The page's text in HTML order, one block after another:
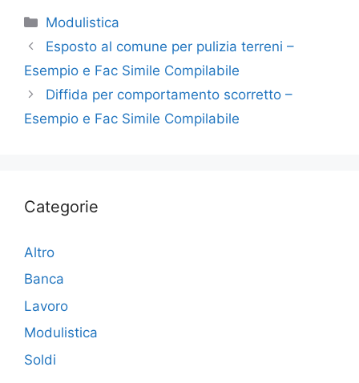
c
e
b
o
o
itt
er
k
e
dI
n
l
di
vi
di
Categorie
Modulistica
Esposto al comune per pulizia terreni –
Esempio e Fac Simile Compilabile
Diffida per comportamento scorretto –
Esempio e Fac Simile Compilabile
Categorie
Altro
Banca
Lavoro
Modulistica
Soldi